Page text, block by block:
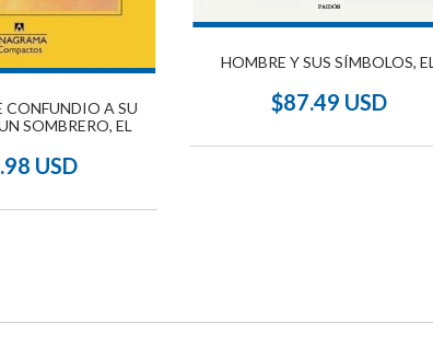
CONFUNDIO A SU
SOMBRERO, EL
USD
HOMBRE Y SUS SÍMBOLOS, EL
$87.49 USD